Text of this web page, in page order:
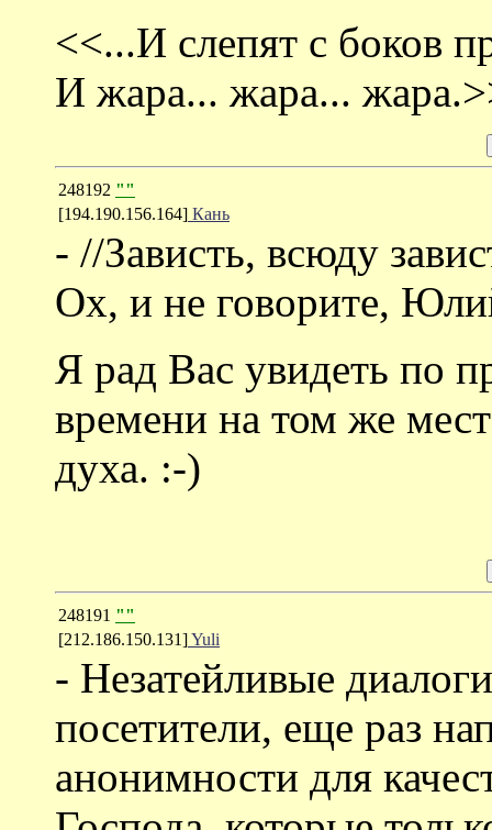
<<...И слепят с боков
И жара... жара...
248192 ""
[194.190.156.164] Кань
- //Зависть, всюду
Ох, и не говорите,
Я рад Вас увидеть по
времени на том же
духа. :-)
248191 ""
[212.186.150.131]Yuli
- Незатейливые
посетители, еще раз
анонимности для